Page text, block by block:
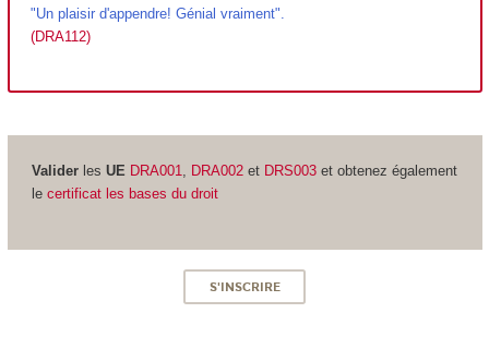
"Un plaisir d'appendre! Génial vraiment".
(DRA112)
Validerles UE DRA001 DRA002et DRS003 et obtenez également
le certificat les bases du droit
S'INSCRIRE